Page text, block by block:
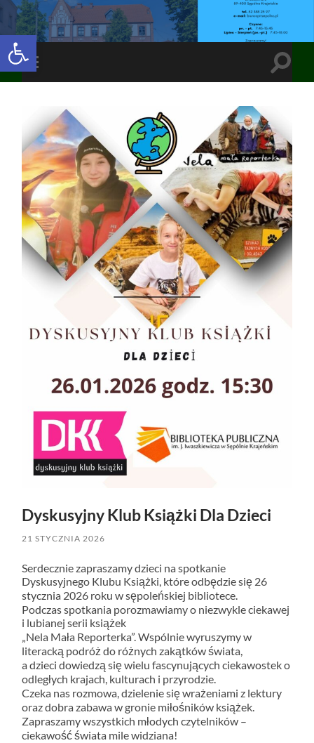
Open toolbar
Toggle
mobile
Toggle
Dyskusyjny Klub Książki Dla Dzieci
21 STYCZNIA 2026
Serdecznie zapraszamy dzieci na spotkanie
Dyskusyjnego Klubu Książki, które odbędzie się 26
stycznia 2026 roku w sępoleńskiej bibliotece.
Podczas spotkania porozmawiamy o niezwykle ciekawej
i lubianej serii książek
„Nela Mała Reporterka”. Wspólnie wyruszymy w
literacką podróż do różnych zakątków świata,
a dzieci dowiedzą się wielu fascynujących ciekawostek o
odległych krajach, kulturach i przyrodzie.
Czeka nas rozmowa, dzielenie się wrażeniami z lektury
oraz dobra zabawa w gronie miłośników książek.
Zapraszamy wszystkich młodych czytelników –
ciekawość świata mile widziana!